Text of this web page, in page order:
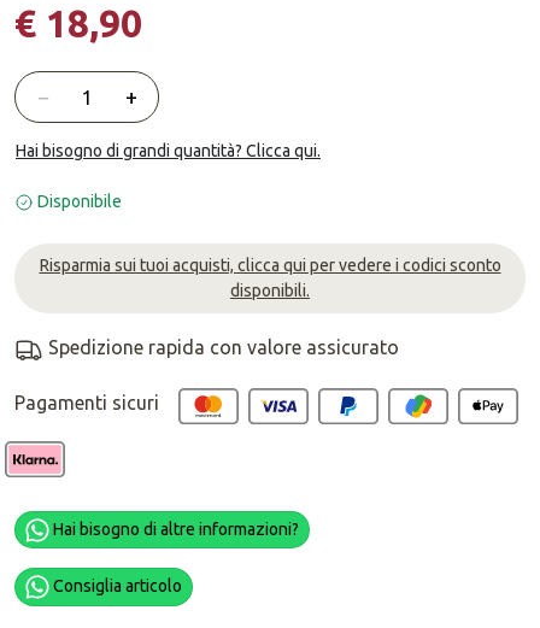
€ 18,90
Quantità
− +
Hai bisogno di grandi quantità? Clicca qui.
Disponibile
Risparmia sui tuoi acquisti, clicca qui per vedere i codici sconto
disponibili.
Spedizione rapida con valore assicurato
Pagamenti sicuri
Hai bisogno di altre informazioni?
Consiglia articolo